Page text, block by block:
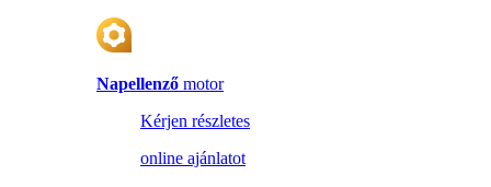
Napellenző motor
Kérjen részletes
online ajánlatot